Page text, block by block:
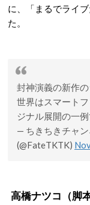
に、「まるでライ
た。
封神演義の新作
世界はスマート
ジナル展開の一例
— ちきちきチャ
(@FateTKTK)
高橋ナツコ（脚